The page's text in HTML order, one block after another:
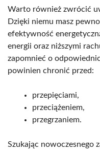
Warto również zwrócić
Dzięki niemu masz
efektywność
energii oraz niższymi
zapomnieć o
powinien chronić przed:
przepięciami,
przeciążeniem,
przegrzaniem.
Szukając nowoczesnego